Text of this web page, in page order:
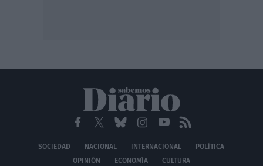
SOCIEDAD NACIONAL INTERNACIONAL
POLÍTICA
OPINIÓN
ECONOMÍA CULTURA